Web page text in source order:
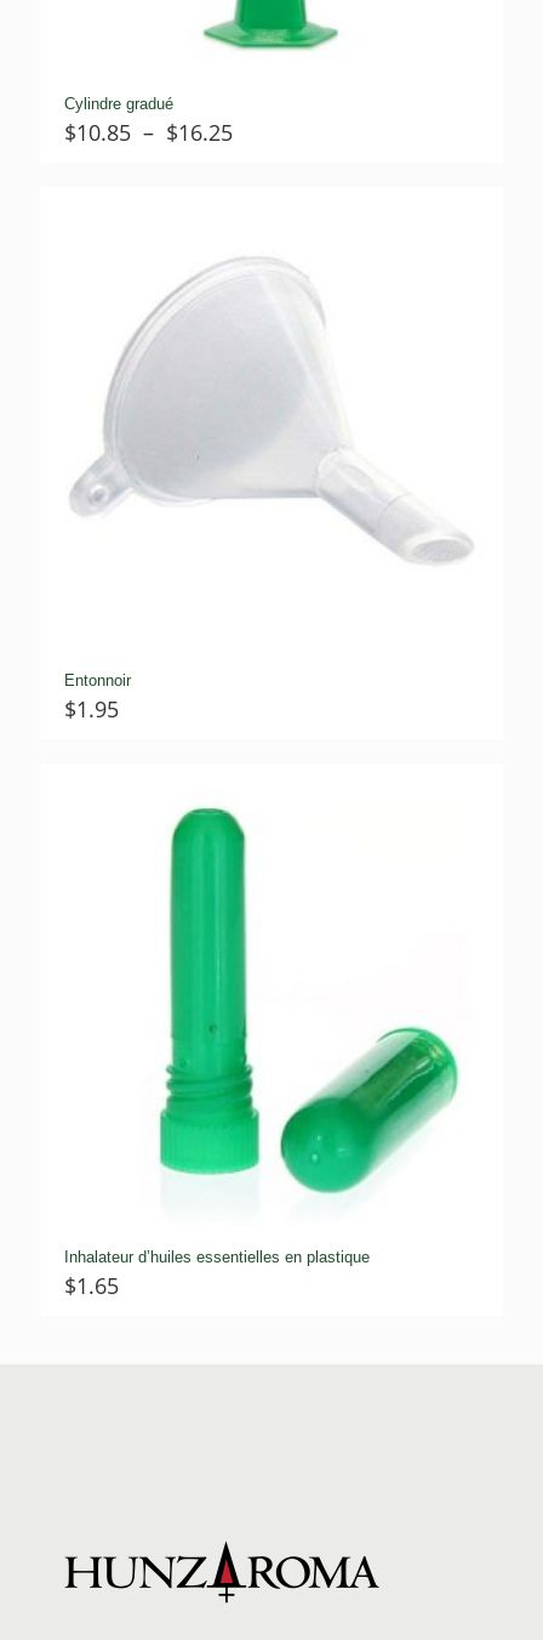
Cylindre gradué
$10.85 – $16.25Plage
Entonnoir
$1.95
Inhalateur d’huiles essentielles en plastique
$1.65